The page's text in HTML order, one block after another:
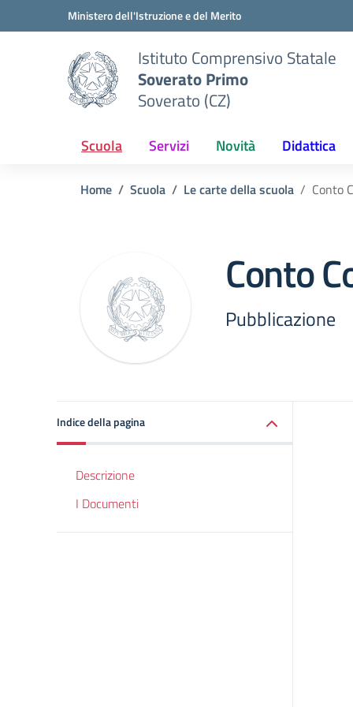
Vai ai contenuti
Vai al menu di navigazioneMinistero dell'Istruzione e del Merito
Istituto Comprensivo Statale
Soverato Primo
Soverato (CZ)
Scuola Servizi Novità Didattica
Home Scuola Le carte della scuola Conto
Conto
Pubblicazione
Indice della pagina
Descrizione
I Documenti